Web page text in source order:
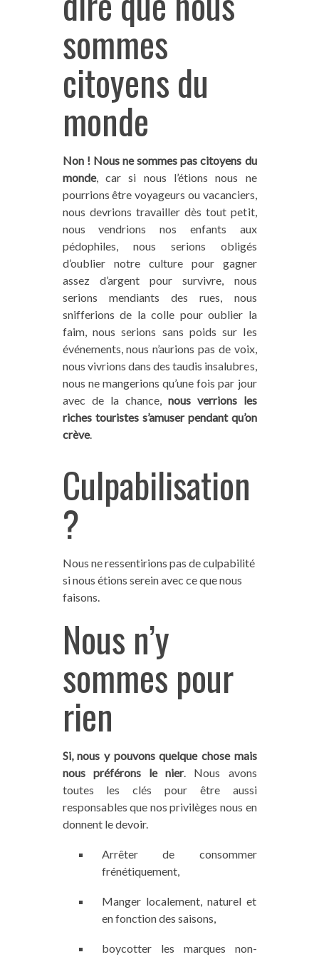
sommes
citoyens du
monde
Non ! Nous ne sommes pas citoyens du
monde, car si nous l’étions nous ne
pourrions être voyageurs ou vacanciers,
nous devrions travailler dès tout petit,
nous vendrions nos enfants aux
pédophiles, nous serions obligés
d’oublier notre culture pour gagner
assez d’argent pour survivre, nous
serions mendiants des rues, nous
snifferions de la colle pour oublier la
faim, nous serions sans poids sur les
événements, nous n’aurions pas de voix,
nous vivrions dans des taudis insalubres,
nous ne mangerions qu’une fois par jour
avec de la chance, nous verrions les
riches touristes s’amuser pendant qu’on
crève.
Culpabilisation
?
Nous ne ressentirions pas de culpabilité
si nous étions serein avec ce que nous
faisons.
Nous n’y
sommes pour
rien
Si, nous y pouvons quelque chose mais
nous préférons le nier. Nous avons
toutes les clés pour être aussi
responsables que nos privilèges nous en
donnent le devoir.
Arrêter de consommer
frénétiquement,
Manger localement, naturel et
en fonction des saisons,
boycotter les marques non-
temps libre...). Pour soutenir notre travail,
vous pouvez, dans nos articles, passer par nos
liens affiliéspour vos achats en ligne de
matériel, vos réservations de vol d'avion,
d’hébergements, de visites et activités
touristiques... (voir laliste de nos partenaires
Cela ne vous coûtera rien de plus
nous aidera à poursuivre l’aventure Trace Ta
commander un de « nos produits maison » sur
notre boutique
. Merci grandement pour le
coup de pouce !